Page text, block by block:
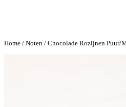
Home / Noten / Chocolade Rozijnen Puur/